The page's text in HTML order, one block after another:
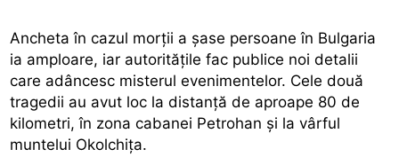
Ancheta în cazul morții a șase persoane în Bulgaria
ia amploare, iar autoritățile fac publice noi detalii
care adâncesc misterul evenimentelor. Cele două
tragedii au avut loc la distanță de aproape 80 de
kilometri, în zona cabanei Petrohan și la vârful
muntelui Okolchiţa.